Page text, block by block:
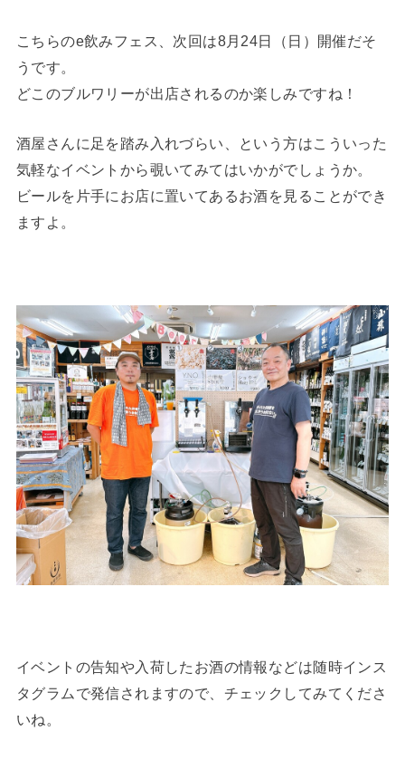
こちらのe飲みフェス、次回は8月24日（日）開催だそ
うです。
どこのブルワリーが出店されるのか楽しみですね！
酒屋さんに足を踏み入れづらい、という方はこういった
気軽なイベントから覗いてみてはいかがでしょうか。
ビールを片手にお店に置いてあるお酒を見ることができ
ますよ。
イベントの告知や入荷したお酒の情報などは随時インス
タグラムで発信されますので、チェックしてみてくださ
いね。